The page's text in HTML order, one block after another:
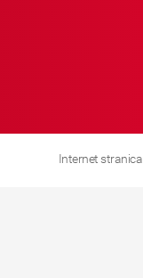
Internet stranica